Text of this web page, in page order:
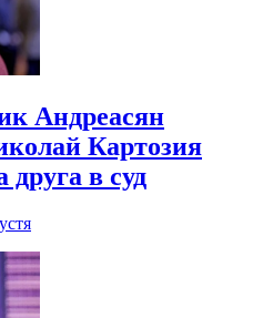
Андреасян
Картозия
друга в суд